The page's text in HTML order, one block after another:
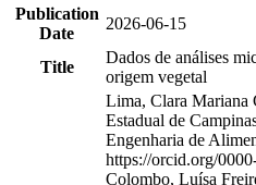
Publication
Date
2026-06-15
Title
Dados de análises
origem vegetal
Lima, Clara Mariana
Estadual de
Engenharia de
https://orcid.org/
Colombo, Luísa